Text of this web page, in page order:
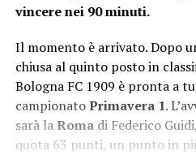
vincere nei 90 minuti.
Il momento è arrivato. Dopo
chiusa al quinto posto in
Bologna FC 1909 è pronta a
campionatoPrimavera 1.
sarà laRomadi Federico
quota 63 punti, un punto in